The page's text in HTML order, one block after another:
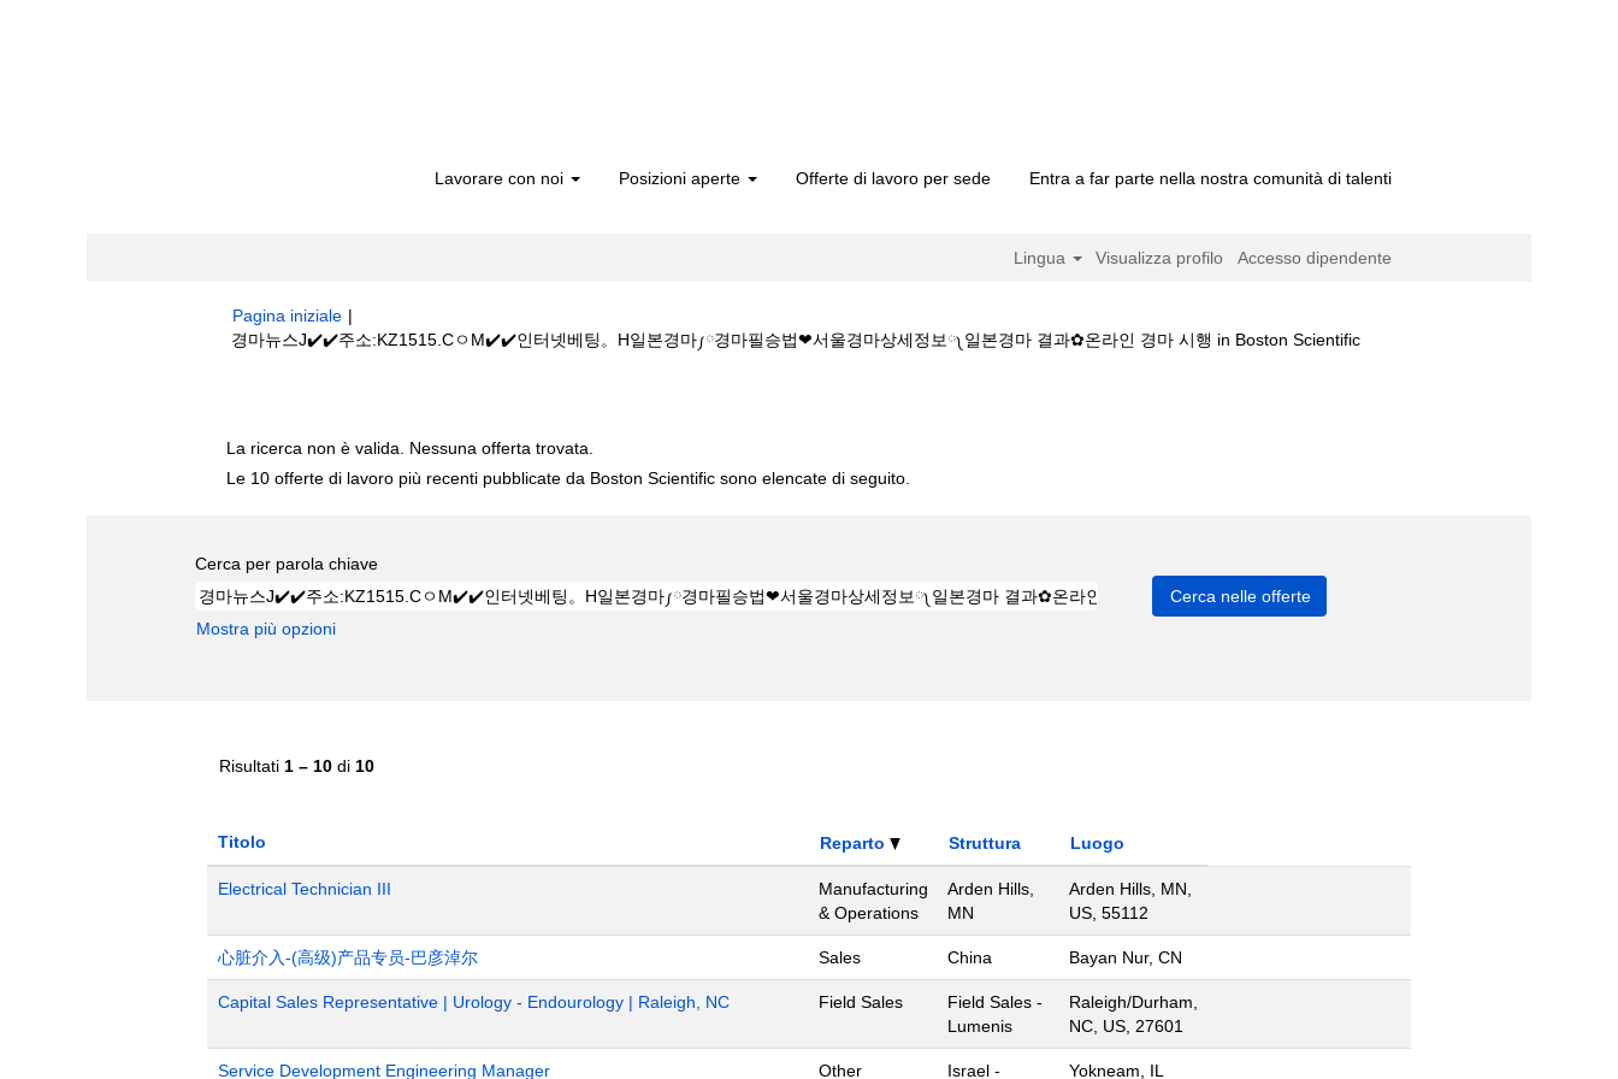
Lavorare con noi Posizioni aperte Offerte di lavoro per sede Entra a far parte nella nostra comunità di talenti
Lingua Visualizza profilo Accesso dipendente
Pagina iniziale |
경마뉴스J✔️✔️주소:KZ1515.CㅇM✔️✔️인터넷베팅。H일본경마༿경마필승법❤서울경마상세정보༾일본경마 결과✿온라인 경마 시행 in Boston Scientific(pagina
La ricerca non è valida. Nessuna offerta trovata.
Le 10 offerte di lavoro più recenti pubblicate da Boston Scientific sono elencate di seguito.
Cerca per parola chiave
Mostra più opzioni
Risultati 1 – 10 di 10
Titolo Reparto Struttura Luogo
Electrical Technician III
Manufacturing
& Operations
Arden Hills,
MN
Arden Hills, MN,
US, 55112
心脏介入-(高级)产品专员-巴彦淖尔 Sales China Bayan Nur, CN
Capital Sales Representative | Urology - Endourology | Raleigh, NC Field Sales
Field Sales -
Lumenis
Raleigh/Durham,
NC, US, 27601
Service Development Engineering Manager Other
Israel -
Yokneam, IL